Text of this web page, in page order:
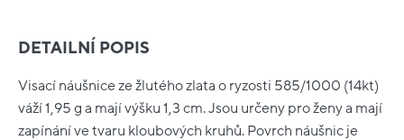
DETAILNÍ POPIS
Visací náušnice ze žlutého zlata o ryzosti 585/1000 (14kt)
váží 1,95 g a mají výšku 1,3 cm. Jsou určeny pro ženy a mají
zapínání ve tvaru kloubových kruhů. Povrch náušnic je